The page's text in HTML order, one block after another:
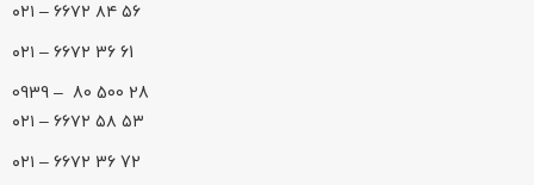
۵۶ ۸۴ ۶۶۷۲ – ۰۲۱
61 36 ۶۶۷۲ – ۰۲۱
28 500 80 – 0939
۵۳ ۵۸ ۶۶۷۲ – ۰۲۱
72 36 ۶۶۷۲ – ۰۲۱